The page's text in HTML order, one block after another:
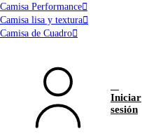
Camisa Performance
Camisa lisa y textura
Camisa de Cuadro
Iniciar
sesión